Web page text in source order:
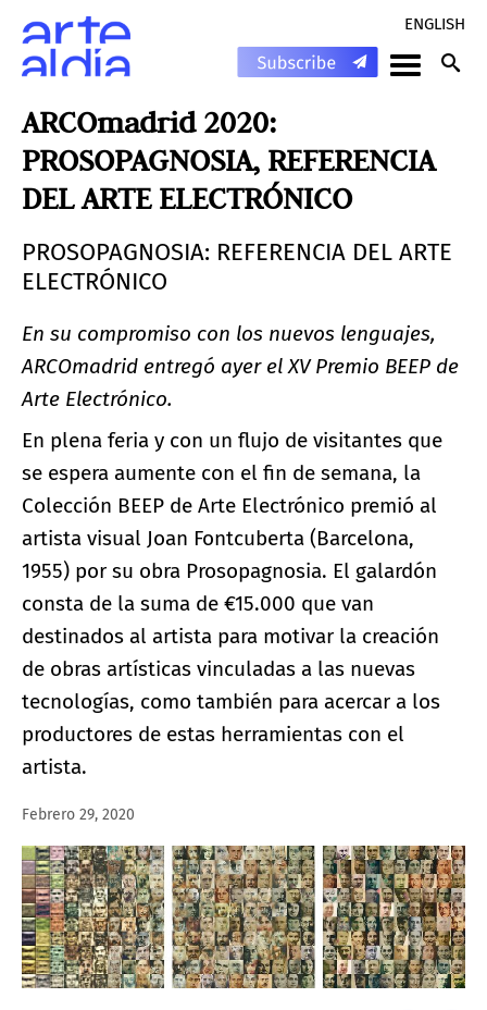
ENGLISH
ARCOmadrid 2020:
PROSOPAGNOSIA, REFERENCIA
DEL ARTE ELECTRÓNICO
PROSOPAGNOSIA: REFERENCIA DEL ARTE
ELECTRÓNICO
En su compromiso con los nuevos lenguajes,
ARCOmadrid entregó ayer el XV Premio BEEP de
Arte Electrónico.
En plena feria y con un flujo de visitantes que
se espera aumente con el fin de semana, la
Colección BEEP de Arte Electrónico premió al
artista visual Joan Fontcuberta (Barcelona,
1955) por su obra Prosopagnosia. El galardón
consta de la suma de €15.000 que van
destinados al artista para motivar la creación
de obras artísticas vinculadas a las nuevas
tecnologías, como también para acercar a los
productores de estas herramientas con el
artista.
Febrero 29, 2020